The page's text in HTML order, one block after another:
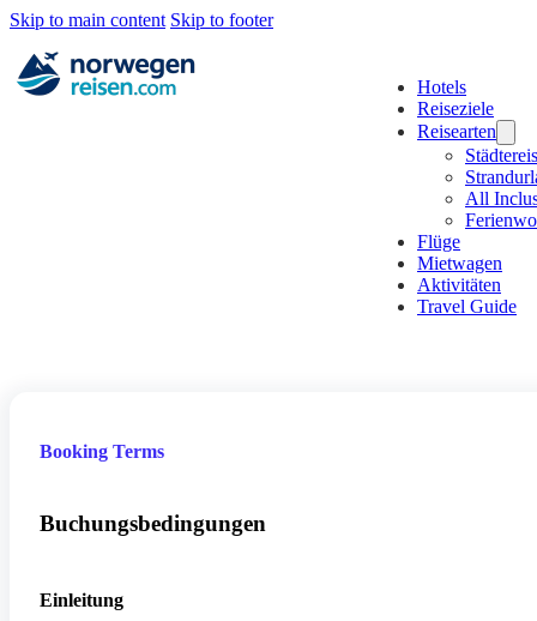
Skip to main content Skip to footer
Hotels
Reiseziele
Reisearten
All
Flüge
Mietwagen
Aktivitäten
Travel Guide
Booking Terms
Buchungsbedingungen
Einleitung